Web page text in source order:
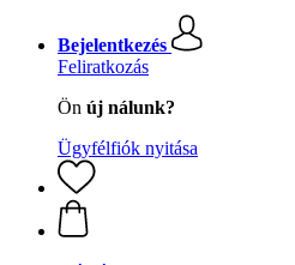
Bejelentkezés
Feliratkozás
Ön új nálunk?
Ügyfélfiók nyitása